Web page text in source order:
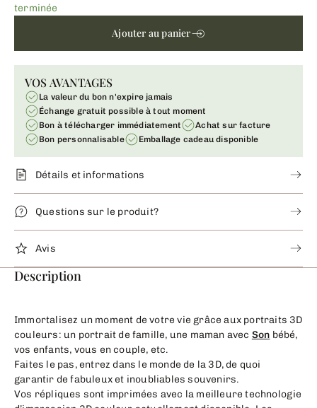
terminée
Ajouter au panier
VOS AVANTAGES
La valeur du bon n'expire jamais
Échange gratuit possible à tout moment
Bon à télécharger immédiatement
Achat sur facture
Bon personnalisable
Emballage cadeau disponible
Détails et informations
Questions sur le produit?
Avis
Description
Immortalisez un moment de votre vie grâce aux portraits 3D
couleurs: un portrait de famille, une maman avec Son bébé,
vos enfants, vous en couple, etc.
Faites le pas, entrez dans le monde de la 3D, de quoi
garantir de fabuleux et inoubliables souvenirs.
Vos répliques sont imprimées avec la meilleure technologie